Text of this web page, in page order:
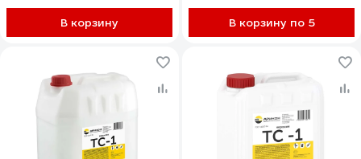
В корзину В корзину по 5